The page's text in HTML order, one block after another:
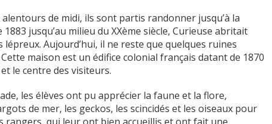
de midi, ils sont partis randonner jusqu’à la
jusqu’au milieu du XXème siècle, Curieuse abritait
Aujourd’hui, il ne reste que quelques ruines
maison est un édifice colonial français datant de 1870
le centre des visiteurs.
les élèves ont pu apprécier la faune et la flore,
de mer, les geckos, les scincidés et les oiseaux pour